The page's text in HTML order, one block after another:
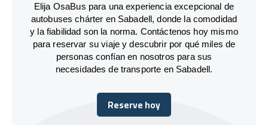
Elija OsaBus para una experiencia excepcional de
autobuses chárter en Sabadell, donde la comodidad
y la fiabilidad son la norma. Contáctenos hoy mismo
para reservar su viaje y descubrir por qué miles de
personas confían en nosotros para sus
necesidades de transporte en Sabadell.
Reserve hoy
Reserve hoy